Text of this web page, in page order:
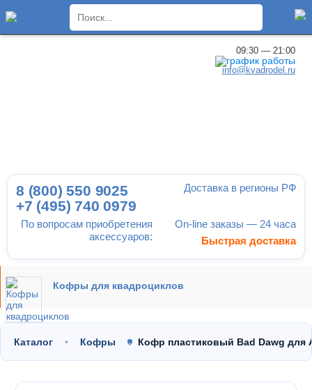
09:30 — 21:00
info@kvadrodel.ru
По вопросам приобретения
аксессуаров:
8 (800) 550 9025
+7 (495) 740 0979
Доставка в регионы РФ
On-line заказы — 24 часа
Быстрая доставка
Кофры для квадроциклов
Каталог Кофры Кофр пластиковый Bad Dawg для
×